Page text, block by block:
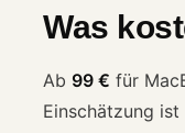
Was
Ab 99 € für
Einschätzung